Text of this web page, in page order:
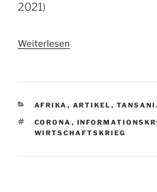
2021)
Weiterlesen
KATEGORIEN
AFRIKA , ARTIKEL ,
SCHLAGWÖRTER
CORONA ,
WIRTSCHAFTSKRIEG